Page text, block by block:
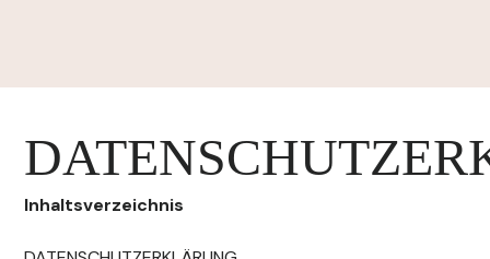
Inhaltsverzeichnis